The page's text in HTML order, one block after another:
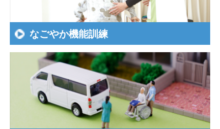
なごやか機能訓練